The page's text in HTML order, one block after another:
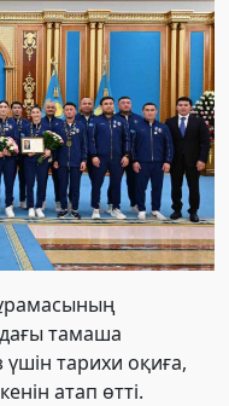
тамаша
үшін тарихи оқиға,
атап өтті.